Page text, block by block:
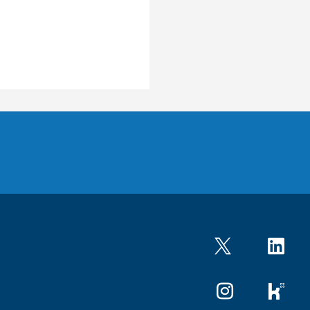
Twitter LinkedIn
Instagram kununu